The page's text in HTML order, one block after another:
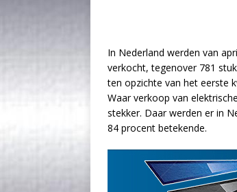
In Nederland werden van
verkocht, tegenover 781
ten opzichte van het eerste
Waar verkoop van
stekker. Daar werden er in
84 procent betekende.